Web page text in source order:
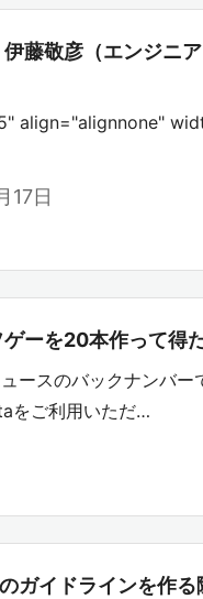
藤敬彦（エンジニ
align="alignnone"
17日
ーを20本作って得
ースのバックナンバ
をご利用いただ…
ガイドラインを作